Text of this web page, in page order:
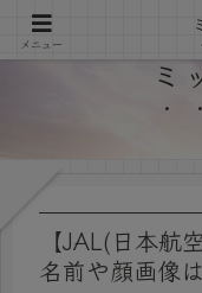
ミ
【JAL(日本航
名前や顔画像
メニュー